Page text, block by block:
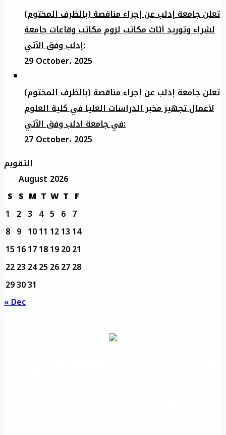
تعلن جامعة إدلب عن إجراء مناقصة (بالظرف المختوم)
لشراء وتوريد أثاث مكاتب لزوم مكاتب وقاعات جامعة
إدلب وفق الآتي:
29 October، 2025
تعلن جامعة إدلب عن إجراء مناقصة (بالظرف المختوم)
لأعمال تجهيز مخبر الدراسات العليا في كلية العلوم
في جامعة ادلب وفق الآتي:
27 October، 2025
التقويم
August 2026
S S M T W T F
1 2 3 4 5 6 7
8 9 1011 121314
15161718192021
22232425262728
293031
« Dec